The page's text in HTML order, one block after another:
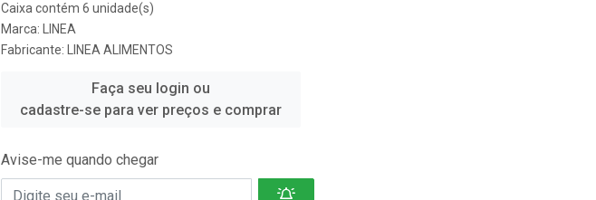
Caixa contém 6 unidade(s)
Marca:
LINEA
Fabricante:
LINEA ALIMENTOS
Faça seu login ou
cadastre-se para ver preços e comprar
Avise-me quando chegar